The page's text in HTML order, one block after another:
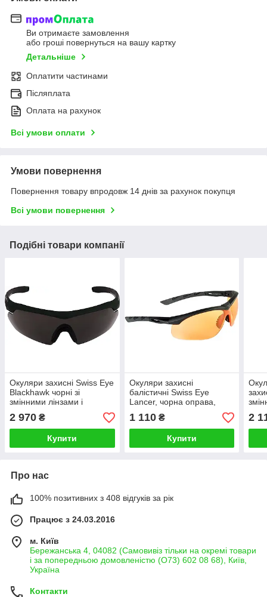
Ви отримаєте замовлення
або гроші повернуться на вашу картку
Детальніше
Оплатити частинами
Післяплата
Оплата на рахунок
Всі умови оплати
Умови повернення
Повернення товару впродовж 14 днів за рахунок покупця
Всі умови повернення
Подібні товари компанії
Окуляри захисні Swiss Eye
Blackhawk чорні зі
змінними лінзами і
оголівʼям
2 970 ₴
Купити
Окуляри захисні
балістичні Swiss Eye
Lancer, чорна оправа,
помаранчева лінза
1 110₴
Купити
2
Про нас
100% позитивних з 408 відгуків за рік
Працює з 24.03.2016
м. Київ
Бережанська 4, 04082 (Самовивіз тільки на окремі товари
і за попередньою домовленістю (О73) 602 08 68), Київ,
Україна
Контакти